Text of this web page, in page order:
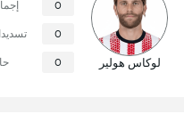
لوكاس هولير
0
0
0